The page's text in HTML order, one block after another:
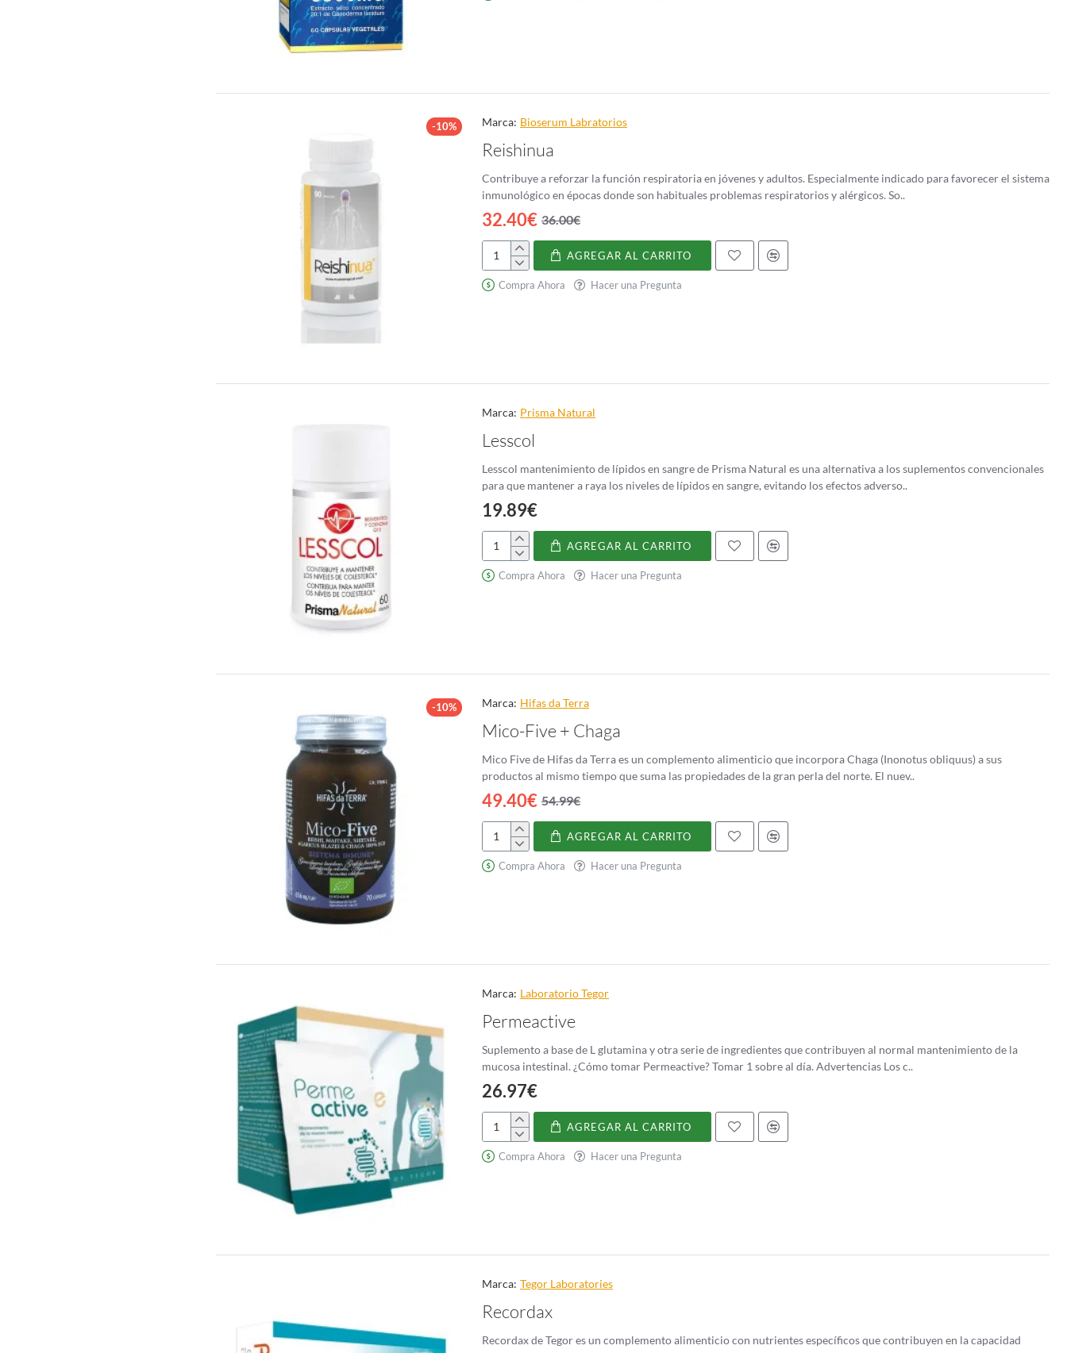
-10% Marca: Bioserum Labratorios
Reishinua
Contribuye a reforzar la función respiratoria en jóvenes y adultos. Especialmente indicado para favorecer el sistema
inmunológico en épocas donde son habituales problemas respiratorios y alérgicos. So..
32.40€ 36.00€
Reishinua
AGREGAR AL CARRITO
Compra Ahora Hacer una Pregunta
Marca: Prisma Natural
Lesscol
Lesscol mantenimiento de lípidos en sangre de Prisma Natural es una alternativa a los suplementos convencionales
para que mantener a raya los niveles de lípidos en sangre, evitando los efectos adverso..
19.89€
Lesscol
AGREGAR AL CARRITO
Compra Ahora Hacer una Pregunta
-10% Marca: Hifas da Terra
Mico-Five + Chaga
Mico Five de Hifas da Terra es un complemento alimenticio que incorpora Chaga (Inonotus obliquus) a sus
productos al mismo tiempo que suma las propiedades de la gran perla del norte. El nuev..
49.40€ 54.99€
Mico-
Five
AGREGAR AL CARRITO
Compra Ahora Hacer una Pregunta
Marca: Laboratorio Tegor
Permeactive
Suplemento a base de L glutamina y otra serie de ingredientes que contribuyen al normal mantenimiento de la
mucosa intestinal. ¿Cómo tomar Permeactive? Tomar 1 sobre al día. Advertencias Los c..
26.97€
Permeactive
AGREGAR AL CARRITO
Compra Ahora Hacer una Pregunta
Marca: Tegor Laboratories
Recordax
Recordax de Tegor es un complemento alimenticio con nutrientes específicos que contribuyen en la capacidad